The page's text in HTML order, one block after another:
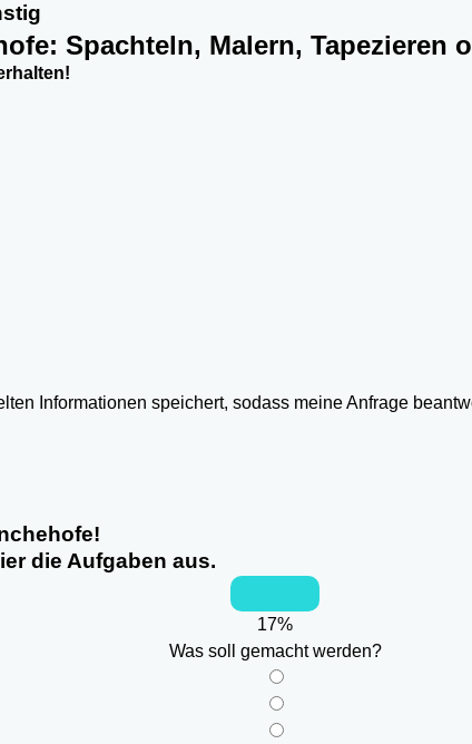
Spachteln, Malern, Tapezieren
Informationen speichert, sodass meine Anfrage
die Aufgaben aus.
17%
Was soll gemacht werden?